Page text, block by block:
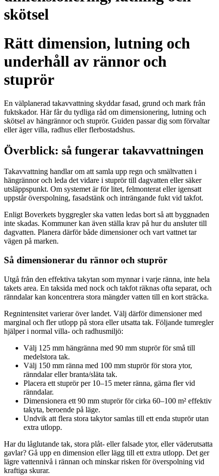
skötsel
Rätt dimension, lutning och
underhåll av rännor och
stuprör
En välplanerad takavvattning skyddar fasad, grund och mark från
fuktskador. Här får du tydliga råd om dimensionering, lutning och
skötsel av hängrännor och stuprör. Guiden passar dig som förvaltar
eller äger villa, radhus eller flerbostadshus.
Överblick: så fungerar takavvattningen
Takavvattning handlar om att samla upp regn och smältvatten i
hängrännor och leda det vidare i stuprör till dagvatten eller säker
utsläppspunkt. Om systemet är för litet, felmonterat eller igensatt
uppstår överspolning, fasadstänk och inträngande fukt vid takfot.
Enligt Boverkets byggregler ska vatten ledas bort så att byggnaden
inte skadas. Kommuner kan även ställa krav på hur du ansluter till
dagvatten. Planera därför både dimensioner och vart vattnet tar
vägen på marken.
Så dimensionerar du rännor och stuprör
Utgå från den effektiva takytan som mynnar i varje ränna, inte hela
takets area. En taksida med nock och takfot räknas ofta separat, och
ränndalar kan koncentrera stora mängder vatten till en kort sträcka.
Regnintensitet varierar över landet. Välj därför dimensioner med
marginal och fler utlopp på stora eller utsatta tak. Följande tumregler
hjälper i normal villa- och radhusmiljö:
Välj 125 mm hängränna med 90 mm stuprör för små till
medelstora tak.
Välj 150 mm ränna med 100 mm stuprör för stora ytor,
ränndalar eller branta/släta tak.
Placera ett stuprör per 10–15 meter ränna, gärna fler vid
ränndalar.
Dimensionera ett 90 mm stuprör för cirka 60–100 m² effektiv
takyta, beroende på läge.
Undvik att flera stora takytor samlas till ett enda stuprör utan
extra utlopp.
Har du låglutande tak, stora plåt- eller falsade ytor, eller väderutsatta
gavlar? Gå upp en dimension eller lägg till ett extra utlopp. Det ger
lägre vattennivå i rännan och minskar risken för överspolning vid
kraftiga skurar.